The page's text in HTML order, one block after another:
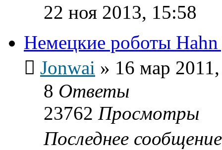
22 ноя 2013, 15:58
Немецкие роботы
Jonwai » 16 мар
8 Ответы
23762 Просмотры
Последнее